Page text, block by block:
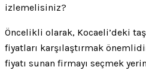
izlemelisiniz?
Öncelikli olarak, Kocaeli’deki
fiyatları karşılaştırmak
fiyatı sunan firmayı seçmek